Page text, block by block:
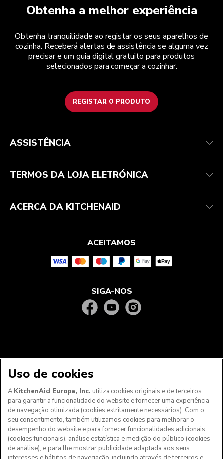
Obtenha a melhor experiência
Obtenha tranquilidade ao registar os seus aparelhos de
cozinha. Receberá alertas de assistência se alguma vez
precisar e um guia digital gratuito para produtos
selecionados para começar a cozinhar.
REGISTAR O PRODUTO
Health Check
Atendimento ao cliente
Acompanhar a sua encomenda
Garantia e documentos
Perguntas frequentes
Termos e condições
Envio e entrega
Devoluções e reembolsos
Marca
ODR
A marca
A nossa história
ASSISTÊNCIA
TERMOS DA LOJA ELETRÓNICA
ACERCA DA KITCHENAID
ACEITAMOS
SIGA-NOS
Aos clientes nos Açores, Madeira e outros territórios
portugueses: Por favor, contacte a nossa equipa de Apoio
ao Cliente para efetuar a sua encomenda, de forma a
podermos fornecer os custos de envio exatos e aplicar a
taxa de IVA correta
Uso de cookies
A KitchenAid Europa, Inc. utiliza cookies originais e de terceiros
para garantir a funcionalidade do website e fornecer uma experiência
de navegação otimizada (cookies estritamente necessários). Com o
seu consentimento, também utilizamos cookies para melhorar o
desempenho do website e para fornecer funcionalidades adicionais
(cookies funcionais), análise estatística e medição do público (cookies
de análise), e para lhe mostrar publicidade adaptada aos seus